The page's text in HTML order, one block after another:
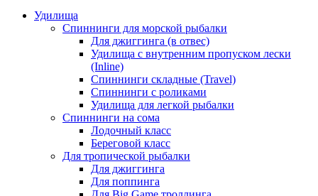
Удилища
Спиннинги для морской рыбалки
Для джиггинга (в отвес)
Удилища с внутренним пропуском лески
(Inline)
Спиннинги складные (Travel)
Спиннинги с роликами
Удилища для легкой рыбалки
Спиннинги на сома
Лодочный класс
Береговой класс
Для тропической рыбалки
Для джиггинга
Для поппинга